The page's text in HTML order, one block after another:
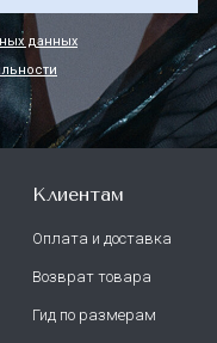
данных
Клиентам
Оплата и доставка
Возврат товара
Гид по размерам